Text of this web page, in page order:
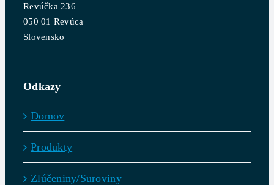
Revúčka 236
050 01 Revúca
Slovensko
Odkazy
Domov
Produkty
Zlúčeniny/Suroviny